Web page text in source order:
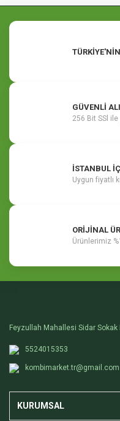
GÜVENLİ
256 Bit SSl ile
İSTANBUL
Uygun fiyatlı
ORİJİNAL
Ürünlerimiz
Feyzullah Mahallesi Sidar
5524015353
kombimarket.tr@gmail.com
KURUMSAL